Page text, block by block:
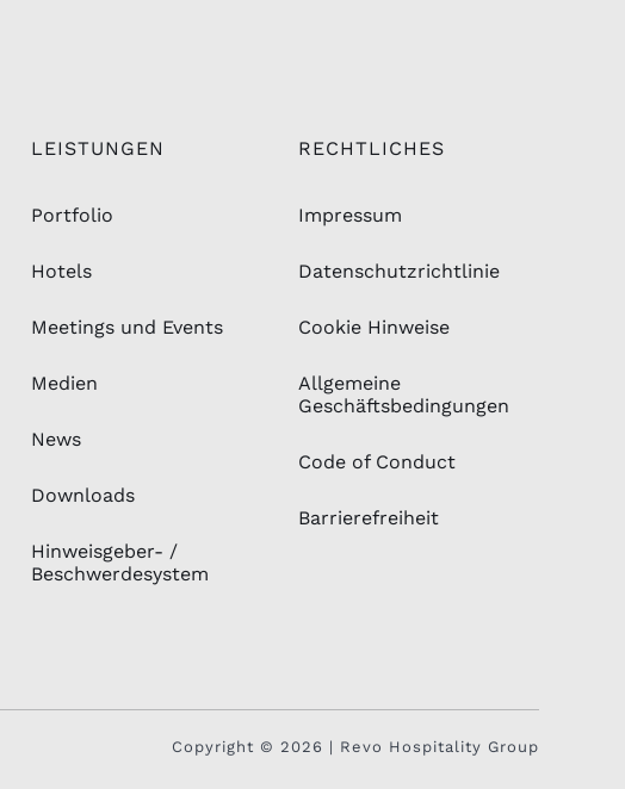
LEISTUNGEN
Portfolio
Hotels
Meetings und Events
Medien
News
Downloads
Hinweisgeber- /
Beschwerdesystem
RECHTLICHES
Impressum
Datenschutzrichtlinie
Cookie Hinweise
Allgemeine
Geschäftsbedingungen
Code of Conduct
Barrierefreiheit
Copyright © 2026 | Revo Hospitality Group